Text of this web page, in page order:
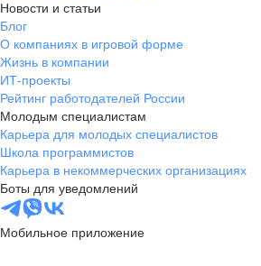
Новости и статьи
Блог
О компаниях в игровой форме
Жизнь в компании
ИТ-проекты
Рейтинг работодателей России
Молодым специалистам
Карьера для молодых специалистов
Школа программистов
Карьера в некоммерческих организациях
Боты для уведомлений
Мобильное приложение